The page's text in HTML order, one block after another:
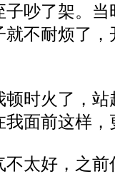
子吵了架。
不耐烦了
时火了，站
面前这样
太好，之